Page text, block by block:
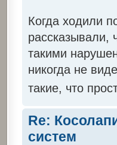
Когда ходили
рассказывали,
такими
никогда не
такие, что
Re:
систем